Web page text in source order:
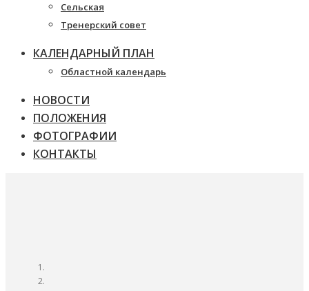
Сельская
Тренерский совет
КАЛЕНДАРНЫЙ ПЛАН
Областной календарь
НОВОСТИ
ПОЛОЖЕНИЯ
ФОТОГРАФИИ
КОНТАКТЫ